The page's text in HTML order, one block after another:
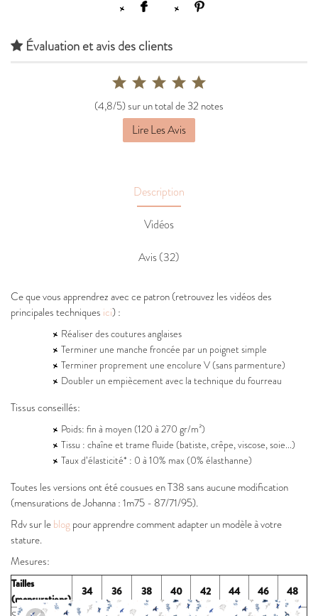
Évaluation et avis des clients
(4,8/5) sur un total de 32 notes
Lire Les Avis
Description
Vidéos
Avis (32)
Ce que vous apprendrez avec ce patron (retrouvez les vidéos des
principales techniques ici) :
Réaliser des coutures anglaises
Terminer une manche froncée par un poignet simple
Terminer proprement une encolure V (sans parmenture)
Doubler un empiècement avec la technique du fourreau
Tissus conseillés:
Poids: fin à moyen (120 à 270 gr/m²)
Tissu : chaîne et trame fluide (batiste, crêpe, viscose, soie...)
Taux d’élasticité* : 0 à 10% max (0% élasthanne)
Toutes les versions ont été cousues en T38 sans aucune modification
(mensurations de Johanna : 1m75 - 87/71/95).
Rdv sur leblog pour apprendre comment adapter un modèle à votre
stature.
Mesures:
Tailles
(mensurations)
34 36 38 40 42 44 46
48